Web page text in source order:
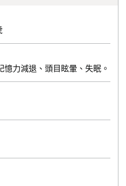
憶力減退、頭目眩暈、失眠。